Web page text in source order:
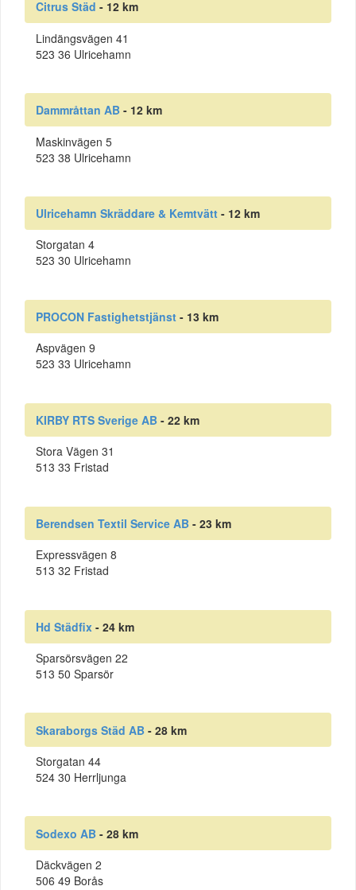
Citrus Städ - 12 km
Lindängsvägen 41
523 36 Ulricehamn
Dammråttan AB - 12 km
Maskinvägen 5
523 38 Ulricehamn
Ulricehamn Skräddare & Kemtvätt - 12 km
Storgatan 4
523 30 Ulricehamn
PROCON Fastighetstjänst - 13 km
Aspvägen 9
523 33 Ulricehamn
KIRBY RTS Sverige AB - 22 km
Stora Vägen 31
513 33 Fristad
Berendsen Textil Service AB - 23 km
Expressvägen 8
513 32 Fristad
Hd Städfix - 24 km
Sparsörsvägen 22
513 50 Sparsör
Skaraborgs Städ AB - 28 km
Storgatan 44
524 30 Herrljunga
Sodexo AB - 28 km
Däckvägen 2
506 49 Borås